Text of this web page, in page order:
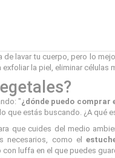
lavar tu cuerpo, pero lo
la piel, eliminar células
"¿dónde puedo comprar
que estás buscando. ¿A qué
que cuides del medio
necesarios, como el
luffa en el que puedes